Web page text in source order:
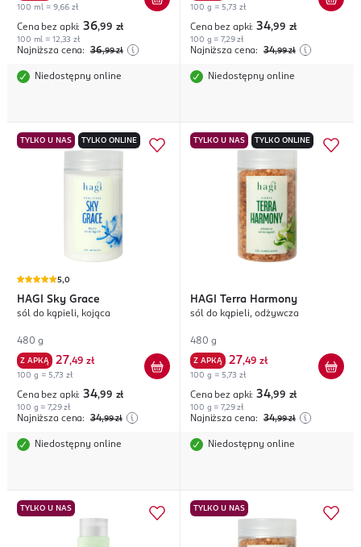
100 ml = 9,66 zł
Cena bez apki: 36,99 zł
100 ml = 12,33 zł
Najniższa cena: 36,99 zł
Niedostępny online
100 g = 5,73 zł
Cena bez apki: 34,99 zł
100 g = 7,29 zł
Najniższa cena: 34,99 zł
Niedostępny online
TYLKO U NAS TYLKO ONLINE
5,0
HAGI Sky Grace
sól do kąpieli, kojąca
480 g
Z APKĄ 27,49 zł
100 g = 5,73 zł
Cena bez apki: 34,99 zł
100 g = 7,29 zł
Najniższa cena: 34,99 zł
Niedostępny online
TYLKO U NAS TYLKO ONLINE
HAGI Terra Harmony
sól do kąpieli, odżywcza
480 g
Z APKĄ 27,49 zł
100 g = 5,73 zł
Cena bez apki: 34,99 zł
100 g = 7,29 zł
Najniższa cena: 34,99 zł
Niedostępny online
TYLKO U NAS TYLKO U NAS